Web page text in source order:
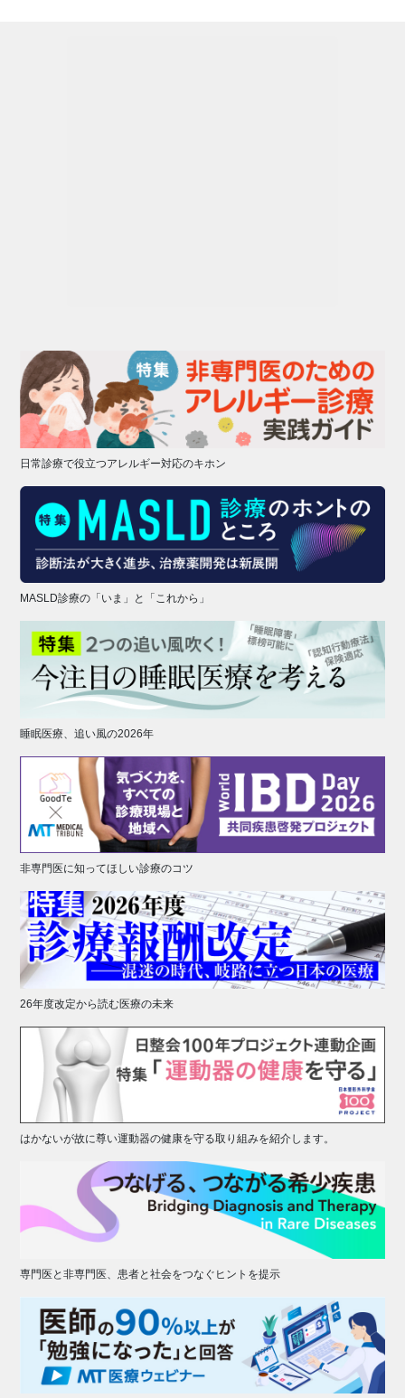
日常診療で役立つアレルギー対応のキホン
MASLD診療の「いま」と「これから」
睡眠医療、追い風の2026年
非専門医に知ってほしい診療のコツ
26年度改定から読む医療の未来
はかないが故に尊い運動器の健康を守る取り組みを紹介します。
専門医と非専門医、患者と社会をつなぐヒントを提示